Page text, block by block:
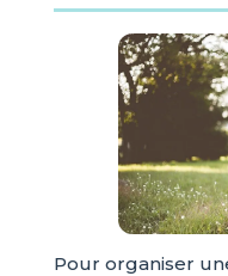
Pour organiser